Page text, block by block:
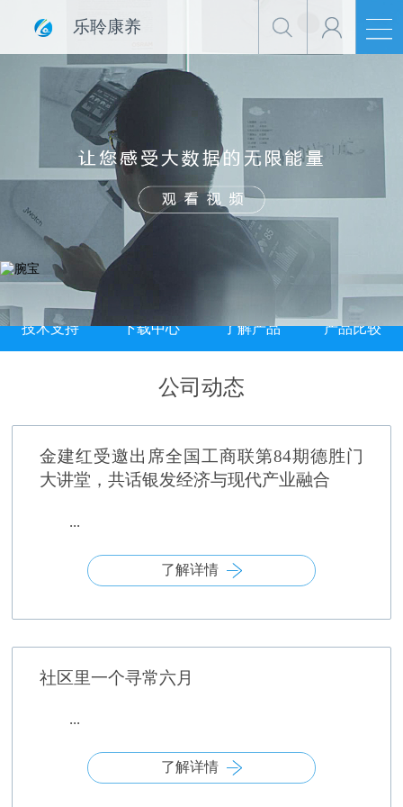
乐聆康养
技术支持 下载中心 了解产品 产品比较
公司动态
金建红受邀出席全国工商联第84期德胜门
大讲堂，共话银发经济与现代产业融合
...
了解详情
社区里一个寻常六月
...
了解详情